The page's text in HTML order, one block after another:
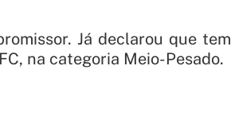
Já declarou que tem
na categoria Meio-Pesado.